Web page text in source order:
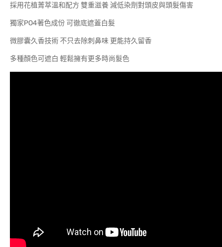
採用花植菁萃溫和配方 雙重滋養 減低染劑對頭皮與頭髮傷害
獨家PO4著色成份 可徹底遮蓋白髮
微膠囊久香技術 不只去除刺鼻味 更能持久留香
多種顏色可遮白 輕鬆擁有更多時尚髮色